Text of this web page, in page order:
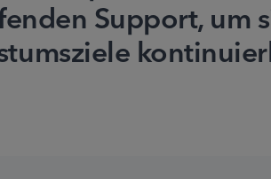
Support, um